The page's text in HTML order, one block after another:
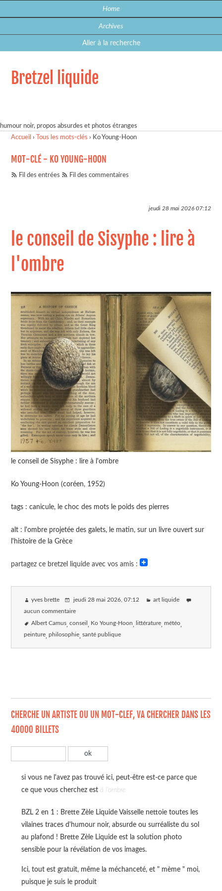
Home
Archives
Aller à la recherche
Bretzel liquide
humour noir, propos absurdes et photos étranges
Accueil › Tous les mots-clés › Ko Young-Hoon
MOT-CLÉ - KO YOUNG-HOON
Fil des entrées Fil des commentaires
jeudi 28 mai 202607:12
le conseil de Sisyphe : lire à
l'ombre
le conseil de Sisyphe : lire à l'ombre
Ko Young-Hoon (coréen, 1952)
tags : canicule, le choc des mots le poids des pierres
alt : l'ombre projetée des galets, le matin, sur un livre ouvert sur
l'histoire de la Grèce
partagez ce bretzel liquide avec vos amis :
yves brette jeudi 28 mai 2026, 07:12 art liquide
aucun commentaire
Albert Camus conseil Ko Young-Hoon littérature météo
peinture philosophie santé publique
CHERCHE UN ARTISTE OU UN MOT-CLEF, VA CHERCHER DANS LES
40000 BILLETS
si vous ne l'avez pas trouvé ici, peut-être est-ce parce que
ce que vous cherchez est à l'ombre
BZL 2 en 1 : Brette Zèle Liquide Vaisselle nettoie toutes les
vilaines traces d'humour noir, absurde ou surréaliste du sol
au plafond ! Brette Zèle Liquide est la solution photo
sensible pour la révélation de vos images.
Ici, tout est gratuit, même la méchanceté, et " mème " moi,
puisque je suis le produit